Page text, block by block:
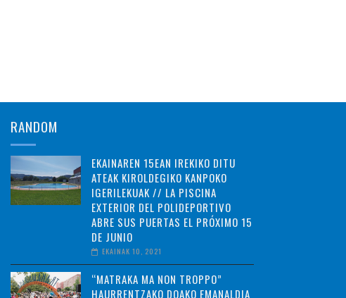
RANDOM
EKAINAREN 15EAN IREKIKO DITU
ATEAK KIROLDEGIKO KANPOKO
IGERILEKUAK // LA PISCINA
EXTERIOR DEL POLIDEPORTIVO
ABRE SUS PUERTAS EL PRÓXIMO 15
DE JUNIO
EKAINAK 10, 2021
“MATRAKA MA NON TROPPO”
HAURRENTZAKO DOAKO EMANALDIA